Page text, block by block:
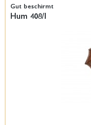
Gut beschirmt
Hum 408/I